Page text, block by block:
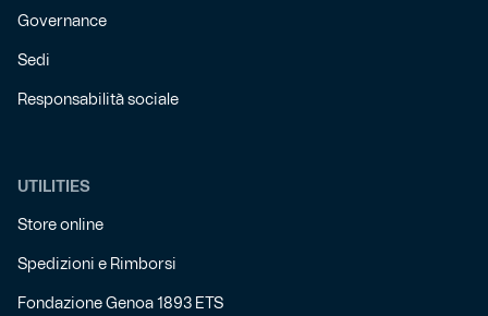
Governance
Sedi
Responsabilità sociale
UTILITIES
Store online
Spedizioni e Rimborsi
Fondazione Genoa 1893 ETS